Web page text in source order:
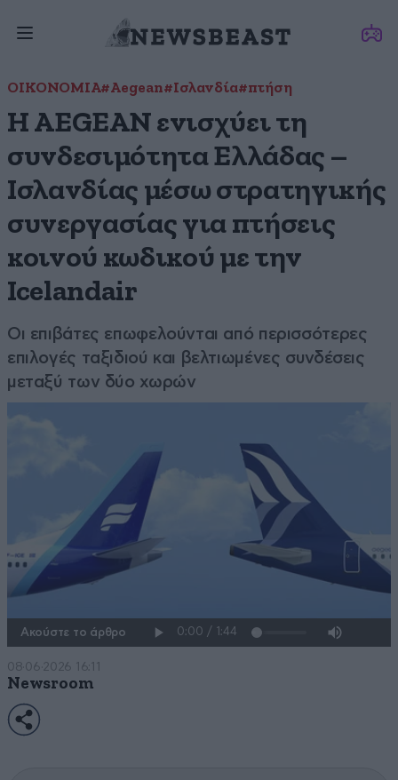
ΟΙΚΟΝΟΜΙΑ#Aegean#Ισλανδία#πτήση
Η AEGEAN ενισχύει τη
συνδεσιμότητα Ελλάδας –
Ισλανδίας μέσω στρατηγικής
συνεργασίας για πτήσεις
κοινού κωδικού με την
Icelandair
Οι επιβάτες επωφελούνται από περισσότερες
επιλογές ταξιδιού και βελτιωμένες συνδέσεις
μεταξύ των δύο χωρών
Ακούστε το άρθρο
08·06·2026 16:11
Newsroom